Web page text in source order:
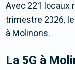
Avec 221 locaux
trimestre 2026,
à Molinons.
La 5G à